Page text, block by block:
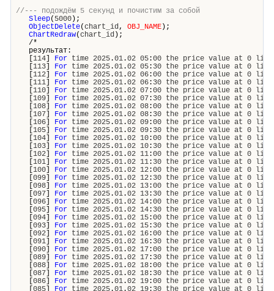
//--- подождём 5 секунд и почистим за собой
Sleep( 5000 );
ObjectDelete(chart_id, OBJ_NAME );
ChartRedraw(chart_id );
/*
результат:
114 For time 2025.01.02 05:00 the price value at 0
line
113 For time 2025.01.02 05: 30 the price value at 0
line
112 For time 2025.01.02 06:00 the price value at 0
line
111 For time 2025.01.02 06: 30 the price value at 0
line
110 For time 2025.01.02 07:00 the price value at 0
line
109 For time 2025.01.02 07: 30 the price value at 0
line
108 For time 2025.01.02 08:00 the price value at 0
line
107 For time 2025.01.02 08: 30 the price value at 0
line
106 For time 2025.01.02 09:00 the price value at 0
line
105 For time 2025.01.02 09: 30 the price value at 0
line
104 For time 2025.01.02 10:00 the price value at 0
line
103 For time 2025.01.02 10: 30 the price value at 0
line
102 For time 2025.01.02 11:00 the price value at 0
line
101 For time 2025.01.02 11: 30 the price value at 0
line
100 For time 2025.01.02 12:00 the price value at 0
line
099 For time 2025.01.02 12: 30 the price value at 0
line
098 For time 2025.01.02 13:00 the price value at 0
line
097 For time 2025.01.02 13: 30 the price value at 0
line
096 For time 2025.01.02 14:00 the price value at 0
line
095 For time 2025.01.02 14: 30 the price value at 0
line
094 For time 2025.01.02 15:00 the price value at 0
line
093 For time 2025.01.02 15: 30 the price value at 0
line
092 For time 2025.01.02 16:00 the price value at 0
line
091 For time 2025.01.02 16: 30 the price value at 0
line
090 For time 2025.01.02 17:00 the price value at 0
line
089 For time 2025.01.02 17: 30 the price value at 0
line
088 For time 2025.01.02 18:00 the price value at 0
line
087 For time 2025.01.02 18: 30 the price value at 0
line
086 For time 2025.01.02 19:00 the price value at 0
line
085 For time 2025.01.02 19: 30 the price value at 0
line